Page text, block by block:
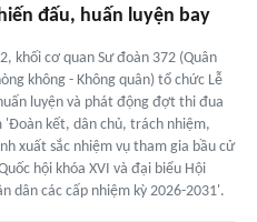
đấu, huấn luyện bay
khối cơ quan Sư đoàn 372 (Quân
không - Không quân) tổ chức Lễ
luyện và phát động đợt thi đua
'Đoàn kết, dân chủ, trách nhiệm,
xuất sắc nhiệm vụ tham gia bầu cử
hội khóa XVI và đại biểu Hội
dân các cấp nhiệm kỳ 2026-2031'.